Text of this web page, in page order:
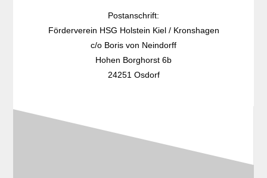
Postanschrift:
Förderverein HSG Holstein Kiel / Kronshagen
c/o Boris von Neindorff
Hohen Borghorst 6b
24251 Osdorf